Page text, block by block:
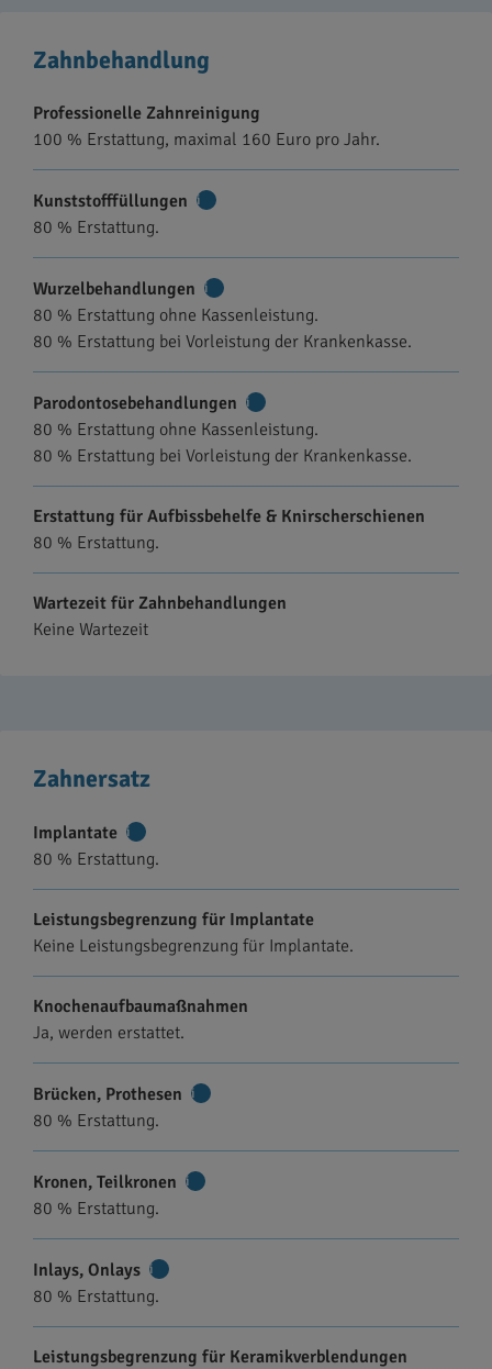
Zahnbehandlung
Professionelle Zahnreinigung
100 % Erstattung, maximal 160 Euro pro Jahr.
Kunststofffüllungen
80 % Erstattung.
Wurzelbehandlungen
Informationen
80 % Erstattung ohne Kassenleistung.
80 % Erstattung bei Vorleistung der Krankenkasse.
Parodontosebehandlungen
Informationen
80 % Erstattung ohne Kassenleistung.
80 % Erstattung bei Vorleistung der Krankenkasse.
Erstattung für Aufbissbehelfe & Knirscherschienen
80 % Erstattung.
Wartezeit für Zahnbehandlungen
Keine Wartezeit
Zahnersatz
Implantate
Informationen
80 % Erstattung.
Leistungsbegrenzung für Implantate
Keine Leistungsbegrenzung für Implantate.
Knochenaufbaumaßnahmen
Ja, werden erstattet.
Brücken, Prothesen
80 % Erstattung.
Kronen, Teilkronen
80 % Erstattung.
Inlays, Onlays
Informationen
80 % Erstattung.
Leistungsbegrenzung für Keramikverblendungen